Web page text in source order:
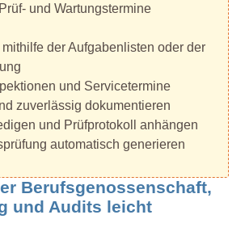
und Wartungstermine
der Aufgabenlisten oder der
und Servicetermine
zuverlässig dokumentieren
und Prüfprotokoll anhängen
automatisch generieren
Berufsgenossenschaft,
und Audits leicht